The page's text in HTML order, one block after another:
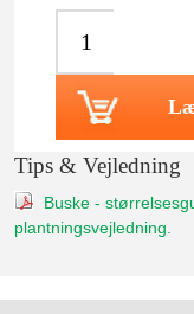
Tips & Vejledning
Buske -
plantningsvejledning.